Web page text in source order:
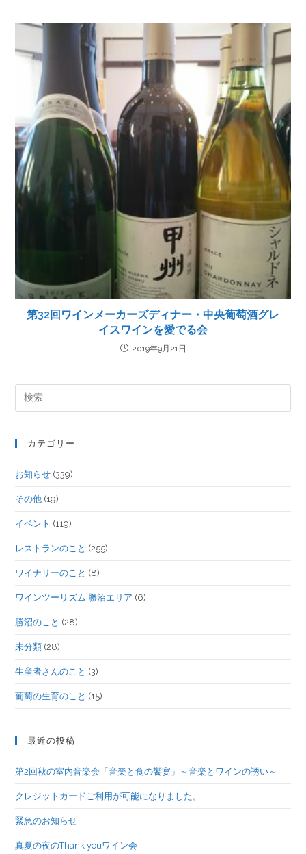
第32回ワインメーカーズディナー・中央葡萄酒グレ
イスワインを愛でる会
2019年9月21日
カテゴリー
お知らせ (339)
その他 (19)
イベント (119)
レストランのこと (255)
ワイナリーのこと (8)
ワインツーリズム 勝沼エリア (6)
勝沼のこと (28)
未分類 (28)
生産者さんのこと (3)
葡萄の生育のこと (15)
最近の投稿
第2回秋の室内音楽会「音楽と食の饗宴」～音楽とワインの誘い～
クレジットカードご利用が可能になりました。
緊急のお知らせ
真夏の夜のThank youワイン会